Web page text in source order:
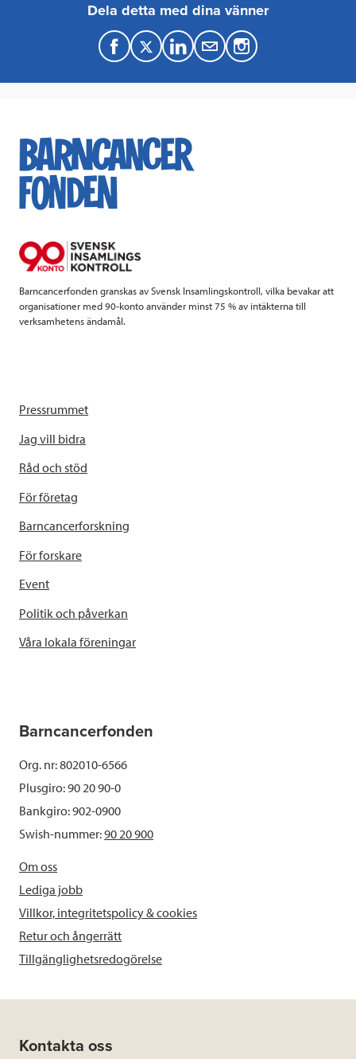
Dela detta med dina vänner
F
a
e
b
k
T
w
t
t
L
i
k
e
M
a
Barncancerfonden granskas av Svensk Insamlingskontroll, vilka bevakar att
organisationer med 90-konto använder minst 75 % av intäkterna till
verksamhetens ändamål.
Pressrummet
Jag vill bidra
Råd och stöd
För företag
Barncancerforskning
För forskare
Event
Politik och påverkan
Våra lokala föreningar
Barncancerfonden
Org. nr: 802010-6566
Plusgiro: 90 20 90-0
Bankgiro: 902-0900
Swish-nummer:90 20 900
Om oss
Lediga jobb
Villkor, integritetspolicy & cookies
Retur och ångerrätt
Tillgänglighetsredogörelse
Kontakta oss